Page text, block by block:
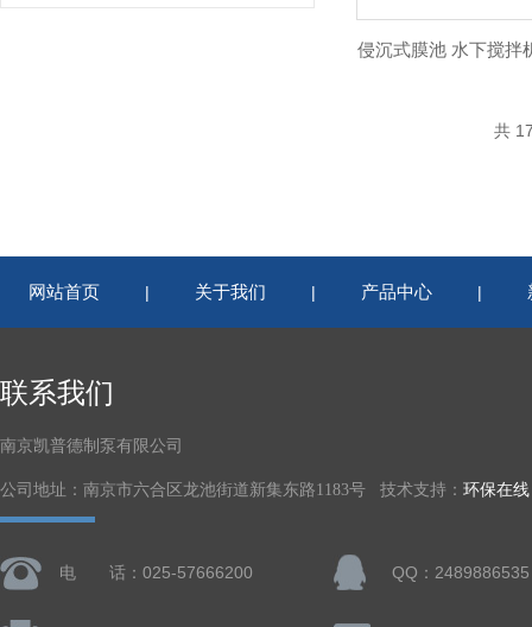
侵沉式膜池 水下搅拌
共
网站首页 | 关于我们 | 产品中心 |
联系我们
南京凯普德制泵有限公司
公司地址：南京市六合区龙池街道新集东路1183号 技术支持： 环保在线
电 话：025-57666200 QQ：2489886535